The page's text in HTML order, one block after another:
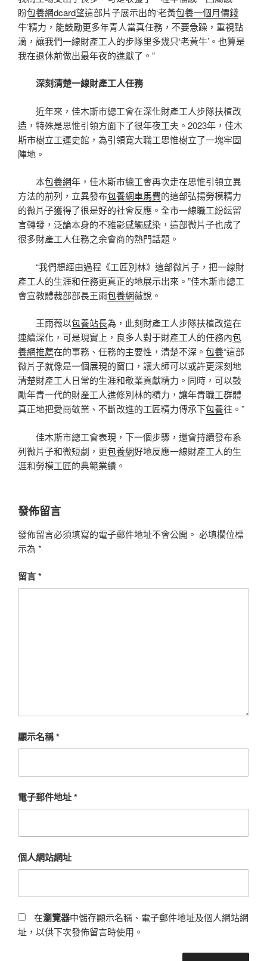
盼包養網dcard望這部片子展示出的‘老黃包養一個月價錢
牛’精力，能鼓勵更多年青人當真任務，不要急躁，重視點
滴，讓我們一線財產工人的步隊里多幾只‘老黃牛’。也算是
我在退休前做出最年夜的進獻了。”
深刻清楚一線財產工人任務
近年來，佳木斯市總工會在深化財產工人步隊扶植改
造，特殊是思惟引領方面下了很年夜工夫。2023年，佳木
斯市樹立工運史館，為引領寬大職工思惟樹立了一塊牢固
陣地。
本包養網年，佳木斯市總工會再次走在思惟引領立異
方法的前列，立異發布包養網車馬費的這部弘揚勞模精力
的微片子獲得了很是好的社會反應。全市一線職工紛紜留
言轉發，泛論本身的不雅影感觸感染，這部微片子也成了
很多財產工人任務之余會商的熱門話題。
“我們想經由過程《工匠別林》這部微片子，把一線財
產工人的生涯和任務更真正的地展示出來。”佳木斯市總工
會宣教體裁部部長王雨包養網薇說。
王雨薇以包養站長為，此刻財產工人步隊扶植改造在
連續深化，可是現實上，良多人對于財產工人的任務內包
養網推薦在的事務、任務的主要性，清楚不深。 包養“這部
微片子就像是一個展現的窗口，讓大師可以或許更深刻地
清楚財產工人日常的生涯和敬業貢獻精力。同時，可以鼓
勵年青一代的財產工人進修別林的精力，讓年青職工群體
真正地把愛崗敬業、不斷改進的工匠精力傳承下包養往。”
佳木斯市總工會表現，下一個步驟，還會持續發布系
列微片子和微短劇，更包養網好地反應一線財產工人的生
涯和勞模工匠的典範業績。
發佈留言
發佈留言必須填寫的電子郵件地址不會公開。 必填欄位標
示為 *
留言*
顯示名稱*
電子郵件地址*
個人網站網址
在瀏覽器中儲存顯示名稱、電子郵件地址及個人網站網
址，以供下次發佈留言時使用。